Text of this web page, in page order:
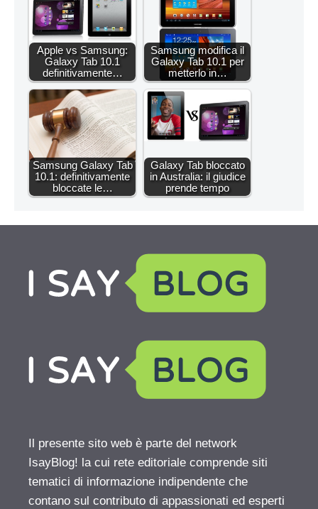
Apple vs Samsung:
Galaxy Tab 10.1
definitivamente…
Samsung modifica il
Galaxy Tab 10.1 per
metterlo in…
Samsung Galaxy Tab
10.1: definitivamente
bloccate le…
Galaxy Tab bloccato
in Australia: il giudice
prende tempo
Il presente sito web è parte del network
IsayBlog! la cui rete editoriale comprende siti
tematici di informazione indipendente che
contano sul contributo di appassionati ed esperti